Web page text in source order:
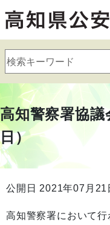
高知警察署協
日）
公開日 2021年07月21
高知警察署において